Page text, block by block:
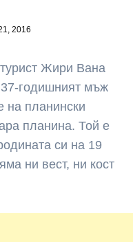
2016
Жири Вана
годишният мъж
на планински
планина. Той е
си на 19
ни вест, ни кост